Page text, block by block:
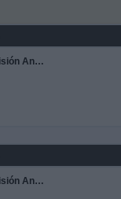
Primera División Andorra
Primera División Andorra